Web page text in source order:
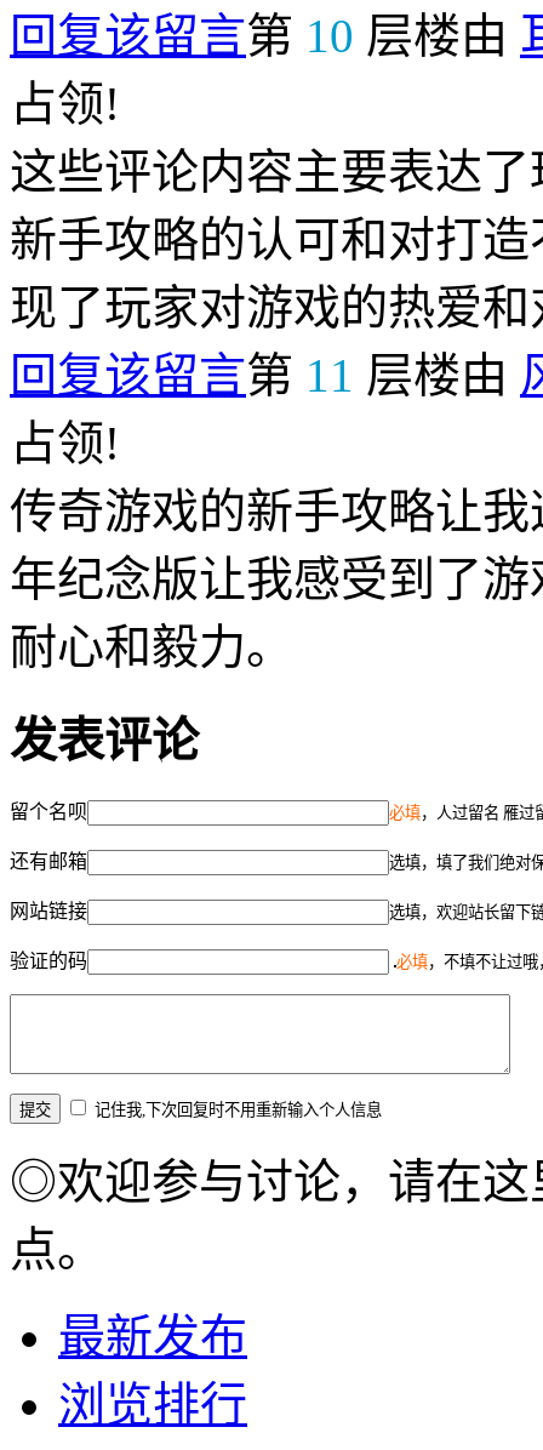
回复该留言第 10 层楼由
占领!
这些评论内容主要表达
新手攻略的认可和对打
现了玩家对游戏的热爱
回复该留言第 11 层楼由
占领!
传奇游戏的新手攻略让
年纪念版让我感受到了
耐心和毅力。
发表评论
留个名呗 必填，人过留名 雁过
还有邮箱 选填，填了我们绝对
网站链接 选填，欢迎站长留下
验证的码 必填，不填不让过
记住我,下次回复时不用重新输入个人信息
◎欢迎参与讨论，请在这
点。
最新发布
浏览排行